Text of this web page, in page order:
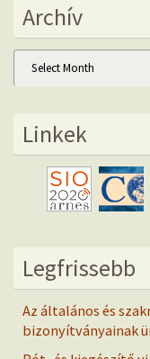
Archív
Archív
Linkek
Legfrissebb
Az általános és
bizonyítványainak